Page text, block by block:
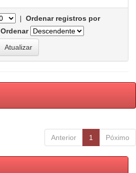
| Ordenar registros por
Ordenar
Anterior 1 Póximo